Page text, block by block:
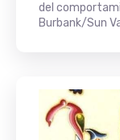
del
Burbank/Sun